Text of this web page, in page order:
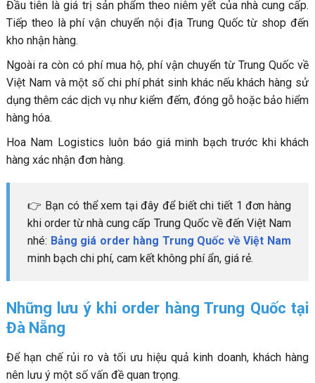
Đầu tiên là giá trị sản phẩm theo niêm yết của nhà cung cấp.
Tiếp theo là phí vận chuyển nội địa Trung Quốc từ shop đến
kho nhận hàng.
Ngoài ra còn có phí mua hộ, phí vận chuyển từ Trung Quốc về
Việt Nam và một số chi phí phát sinh khác nếu khách hàng sử
dụng thêm các dịch vụ như kiểm đếm, đóng gỗ hoặc bảo hiểm
hàng hóa.
Hoa Nam Logistics luôn báo giá minh bạch trước khi khách
hàng xác nhận đơn hàng.
👉 Bạn có thể xem tại đây để biết chi tiết 1 đơn hàng
khi order từ nhà cung cấp Trung Quốc về đến Việt Nam
nhé: Bảng giá order hàng Trung Quốc về Việt Nam
minh bạch chi phí, cam kết không phí ẩn, giá rẻ.
Những lưu ý khi order hàng Trung Quốc tại
Đà Nẵng
Để hạn chế rủi ro và tối ưu hiệu quả kinh doanh, khách hàng
nên lưu ý một số vấn đề quan trọng.